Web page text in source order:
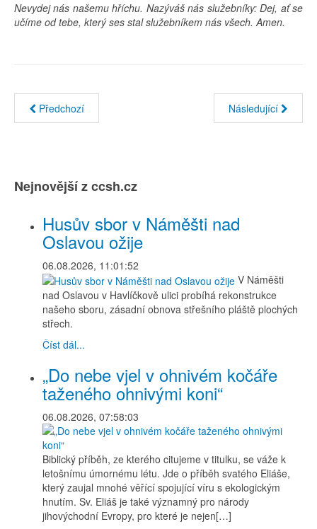
Nevydej nás našemu hříchu. Nazýváš nás služebníky: Dej, ať se
učíme od tebe, který ses stal služebníkem nás všech. Amen.
Předchozí Následující
Nejnovější z ccsh.cz
Husův sbor v Náměšti nad
Oslavou ožije
06.08.2026, 11:01:52
V Náměšti
nad Oslavou v Havlíčkově ulici probíhá rekonstrukce
našeho sboru, zásadní obnova střešního pláště plochých
střech.
Číst dál...
„Do nebe vjel v ohnivém kočáře
taženého ohnivými koni“
06.08.2026, 07:58:03
Biblický příběh, ze kterého citujeme v titulku, se váže k
letošnímu úmornému létu. Jde o příběh svatého Eliáše,
který zaujal mnohé věřící spojující víru s ekologickým
hnutím. Sv. Eliáš je také významný pro národy
jihovýchodní Evropy, pro které je nejen[…]